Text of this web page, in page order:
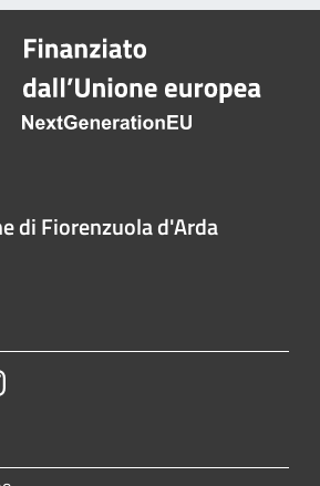
di Fiorenzuola d'Arda
Instagram